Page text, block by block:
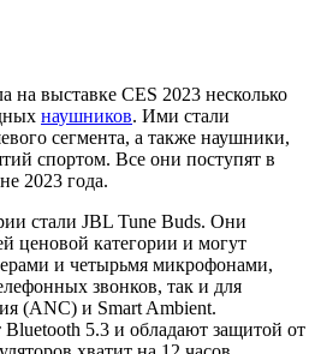
на выставке CES 2023 несколько
наушников. Ими стали
сегмента, а также наушники,
спортом. Все они поступят в
2023 года.
стали JBL Tune Buds. Они
ценовой категории и могут
и четырьмя микрофонами,
звонков, так и для
(ANC) и Smart Ambient.
5.3 и обладают защитой от